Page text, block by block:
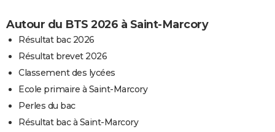
Autour du BTS 2026 à Saint-Marcory
Résultat bac 2026
Résultat brevet 2026
Classement des lycées
Ecole primaire à Saint-Marcory
Perles du bac
Résultat bac à Saint-Marcory